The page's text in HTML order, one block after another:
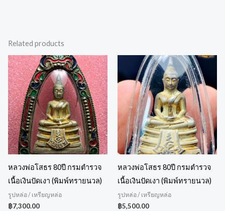
Related products
หลวงพ่อโสธร 80ปี กรมตำรวจ
เนื้อเงินปัดเงา (พิมพ์ทรายนวล)
รูปหล่อ / เหรียญหล่อ
฿7,300.00
หลวงพ่อโสธร 80ปี กรมตำรวจ
เนื้อเงินปัดเงา (พิมพ์ทรายนวล)
รูปหล่อ / เหรียญหล่อ
฿5,500.00